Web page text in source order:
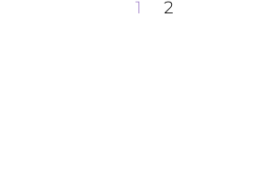
1 2